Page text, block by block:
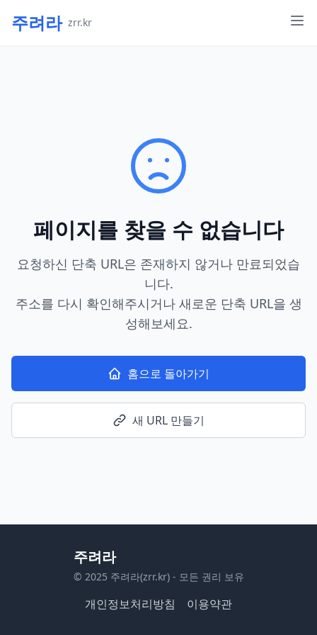
주려라 zrr.kr
페이지를 찾을 수 없습니다
요청하신 단축 URL은 존재하지 않거나 만료되었습
니다.
주소를 다시 확인해주시거나 새로운 단축 URL을 생
성해보세요.
홈으로 돌아가기
새 URL 만들기
주려라
© 2025 주려라(zrr.kr) - 모든 권리 보유
개인정보처리방침 이용약관